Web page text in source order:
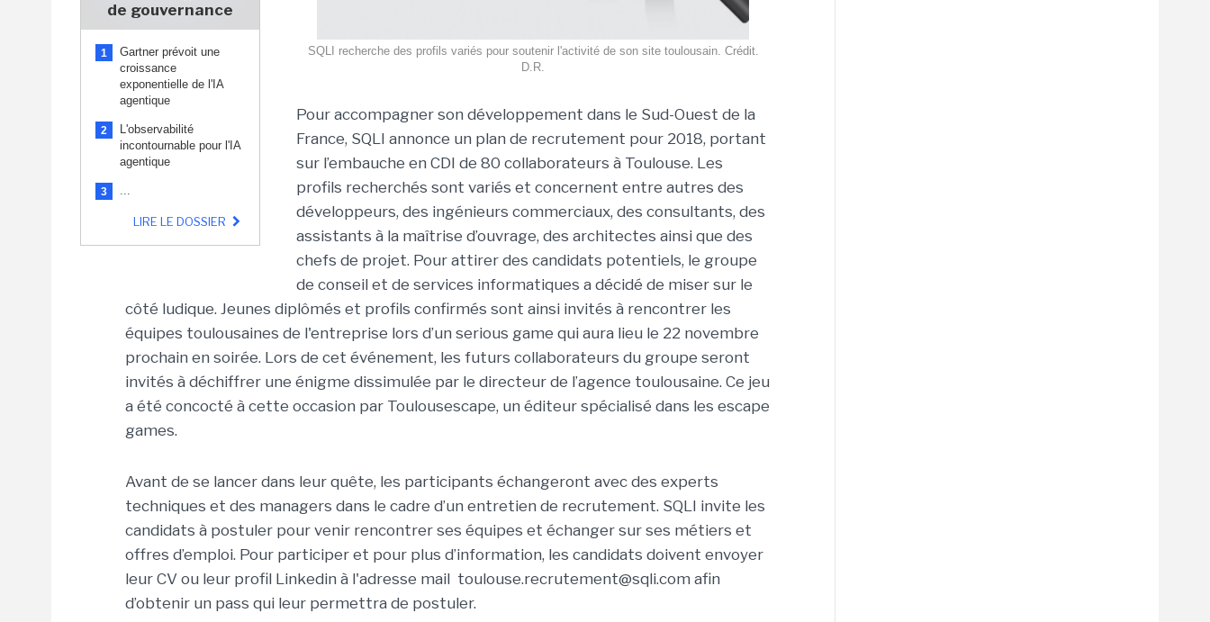
de gouvernance
1
Gartner prévoit une
croissance
exponentielle de l'IA
agentique
2
L'observabilité
incontournable pour l'IA
agentique
3 ...
LIRE LE DOSSIER
SQLI recherche des profils variés pour soutenir l'activité de son site toulousain. Crédit.
D.R.
Pour accompagner son développement dans le Sud-Ouest de la
France, SQLI annonce un plan de recrutement pour 2018, portant
sur l’embauche en CDI de 80 collaborateurs à Toulouse. Les
profils recherchés sont variés et concernent entre autres des
développeurs, des ingénieurs commerciaux, des consultants, des
assistants à la maîtrise d’ouvrage, des architectes ainsi que des
chefs de projet. Pour attirer des candidats potentiels, le groupe
de conseil et de services informatiques a décidé de miser sur le
côté ludique. Jeunes diplômés et profils confirmés sont ainsi invités à rencontrer les
équipes toulousaines de l'entreprise lors d’un serious game qui aura lieu le 22 novembre
prochain en soirée. Lors de cet événement, les futurs collaborateurs du groupe seront
invités à déchiffrer une énigme dissimulée par le directeur de l’agence toulousaine. Ce jeu
a été concocté à cette occasion par Toulousescape, un éditeur spécialisé dans les escape
games.
Avant de se lancer dans leur quête, les participants échangeront avec des experts
techniques et des managers dans le cadre d’un entretien de recrutement. SQLI invite les
candidats à postuler pour venir rencontrer ses équipes et échanger sur ses métiers et
offres d’emploi. Pour participer et pour plus d’information, les candidats doivent envoyer
leur CV ou leur profil Linkedin à l'adresse mail toulouse.recrutement@sqli.com afin
d’obtenir un pass qui leur permettra de postuler.